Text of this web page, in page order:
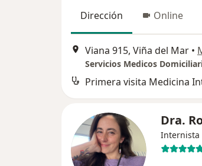
Dirección Online
Viana 915, Viña del Mar •
Servicios Medicos
Primera visita Medicina
Dra.
Internista